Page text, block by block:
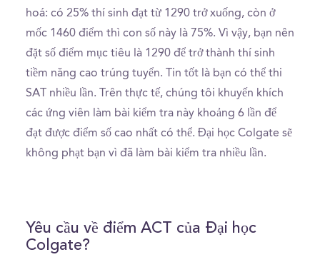
hoá: có 25% thí sinh đạt từ 1290 trở xuống, còn ở
mốc 1460 điểm thì con số này là 75%. Vì vậy, bạn nên
đặt số điểm mục tiêu là 1290 để trở thành thí sinh
tiềm năng cao trúng tuyển. Tin tốt là bạn có thể thi
SAT nhiều lần. Trên thực tế, chúng tôi khuyến khích
các ứng viên làm bài kiểm tra này khoảng 6 lần để
đạt được điểm số cao nhất có thể. Đại học Colgate sẽ
không phạt bạn vì đã làm bài kiểm tra nhiều lần.
Yêu cầu về điểm ACT của Đại học
Colgate?